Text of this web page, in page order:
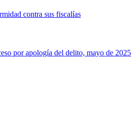
Facebookcontra sus fiscalías